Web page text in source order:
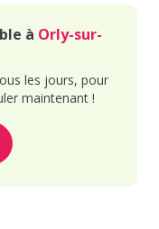
à Orly-sur-
les jours, pour
maintenant !